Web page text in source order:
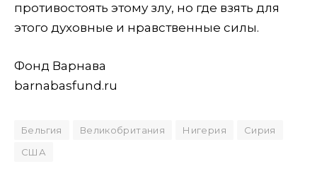
противостоять этому злу, но где взять для
этого духовные и нравственные силы.
Фонд Варнава
barnabasfund.ru
Бельгия Великобритания Нигерия
Сирия
США